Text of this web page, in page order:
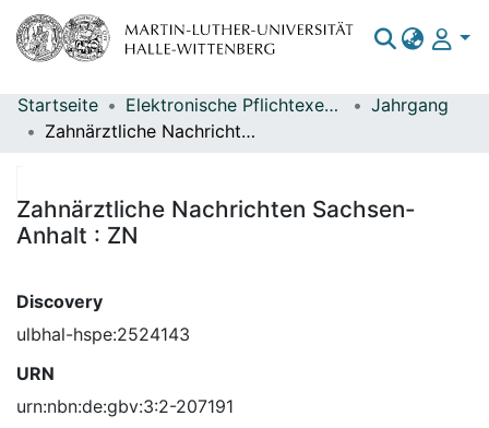
Bereiche & Sammlungen
Statistiken
Startseite Elektronische Pflichtexemplare
Jahrgang
Zahnärztliche Nachrichten Sachsen-Anhalt : ZN
Zahnärztliche Nachrichten Sachsen-
Anhalt : ZN
Discovery
ulbhal-hspe:2524143
URN
urn:nbn:de:gbv:3:2-207191